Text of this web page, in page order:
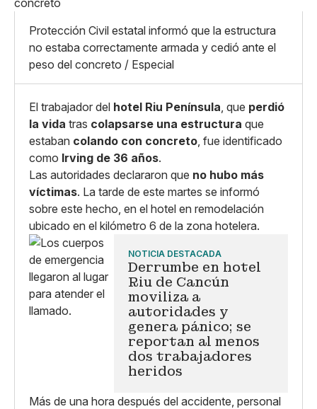
X
Whatsapp
Copiar enlace
Protección Civil estatal informó que la estructura
no estaba correctamente armada y cedió ante el
peso del concreto / Especial
El trabajador del hotel Riu Península, que perdió
la vida tras colapsarse una estructura que
estaban colando con concreto, fue identificado
como Irving de 36 años.
Las autoridades declararon que no hubo más
víctimas. La tarde de este martes se informó
sobre este hecho, en el hotel en remodelación
ubicado en el kilómetro 6 de la zona hotelera.
NOTICIA DESTACADA
Derrumbe en hotel
Riu de Cancún
moviliza a
autoridades y
genera pánico; se
reportan al menos
dos trabajadores
heridos
Más de una hora después del accidente, personal